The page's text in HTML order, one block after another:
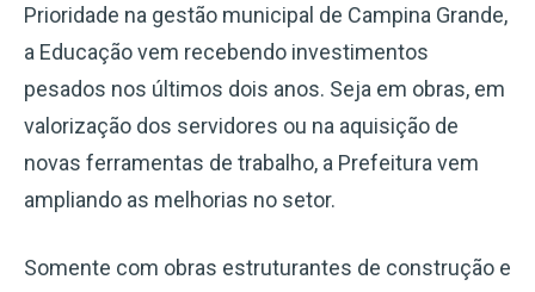
Prioridade na gestão municipal de Campina Grande,
a Educação vem recebendo investimentos
pesados nos últimos dois anos. Seja em obras, em
valorização dos servidores ou na aquisição de
novas ferramentas de trabalho, a Prefeitura vem
ampliando as melhorias no setor.
Somente com obras estruturantes de construção e